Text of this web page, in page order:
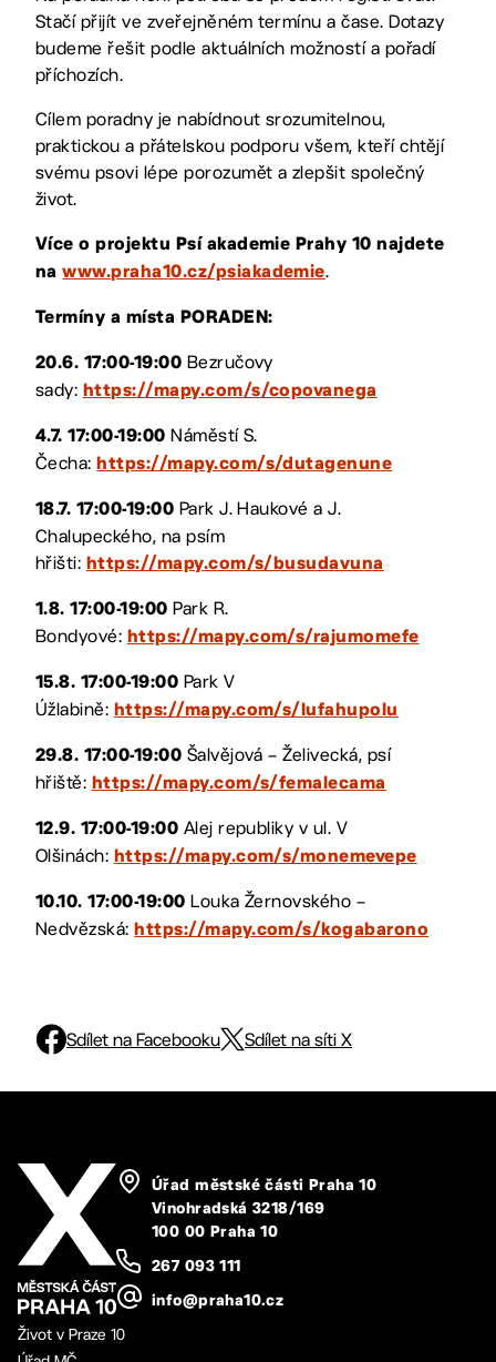
Stačí přijít ve zveřejněném termínu a čase. Dotazy
budeme řešit podle aktuálních možností a pořadí
příchozích.
Cílem poradny je nabídnout srozumitelnou,
praktickou a přátelskou podporu všem, kteří chtějí
svému psovi lépe porozumět a zlepšit společný
život.
Více o projektu Psí akademie Prahy 10 najdete
na www.praha10.cz/psiakademie.
Termíny a místa PORADEN:
20.6. 17:00-19:00 Bezručovy
sady: https://mapy.com/s/copovanega
4.7. 17:00-19:00 Náměstí S.
Čecha:https://mapy.com/s/dutagenune
18.7. 17:00-19:00 Park J. Haukové a J.
Chalupeckého, na psím
hřišti: https://mapy.com/s/busudavuna
1.8. 17:00-19:00 Park R.
Bondyové: https://mapy.com/s/rajumomefe
15.8. 17:00-19:00 Park V
Úžlabině: https://mapy.com/s/lufahupolu
29.8. 17:00-19:00 Šalvějová – Želivecká, psí
hřiště: https://mapy.com/s/femalecama
12.9. 17:00-19:00 Alej republiky v ul. V
Olšinách: https://mapy.com/s/monemevepe
10.10. 17:00-19:00 Louka Žernovského –
Nedvězská:https://mapy.com/s/kogabarono
Sdílet na Facebooku Sdílet na síti X
Úřad městské části Praha 10
Vinohradská 3218/169
100 00 Praha 10
267 093 111
info@praha10.cz
Život v Praze 10